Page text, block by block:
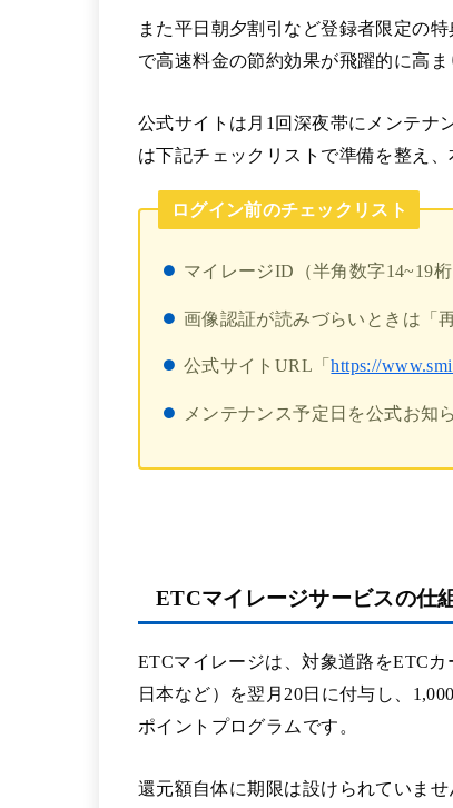
また平日朝夕割引など登録者限定の
で高速料金の節約効果が飛躍的に高ま
公式サイトは月1回深夜帯にメンテナ
は下記チェックリストで準備を整え
ログイン前のチェックリスト
マイレージID（半角数字14~19
画像認証が読みづらいときは「
公式サイトURL「https://
メンテナンス予定日を公式お知
ETCマイレージサービスの仕
ETCマイレージは、対象道路をETC
日本など）を翌月20日に付与し、
ポイントプログラムです。
還元額自体に期限は設けられていま